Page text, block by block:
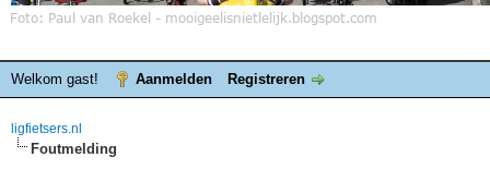
Welkom gast! Aanmelden Registreren
ligfietsers.nl
Foutmelding